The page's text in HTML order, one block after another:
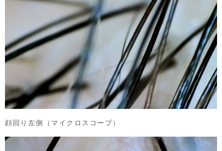
顔回り左側（マイクロスコープ）